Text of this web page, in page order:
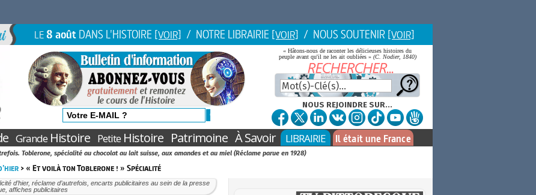
LE8 août DANS L'HISTOIRE [VOIR] / NOTRE LIBRAIRIE [VOIR] / NOUS SOUTENIR [VOIR]
« Hâtons-nous de raconter les délicieuses histoires du
peuple avant qu'il ne les ait oubliées » (C. Nodier, 1840)
NOUS REJOINDRE SUR...
GrandeHistoire PetiteHistoire Patrimoine À Savoir LIBRAIRIE Il était une France
Toblerone, spécialité au chocolat au lait suisse, aux amandes et au miel (Réclame parue en 1928)
> « Et voilà ton Toblerone ! » Spécialité
d’hier, réclame d’autrefois, encarts publicitaires au sein de la presse
affiches publicitaires